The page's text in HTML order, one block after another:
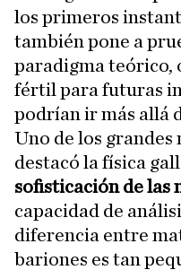
los primeros
también pone a
paradigma teórico,
fértil para futuras
podrían ir más allá
Uno de los
destacó la física
sofisticación de las
capacidad de
diferencia entre
bariones es tan